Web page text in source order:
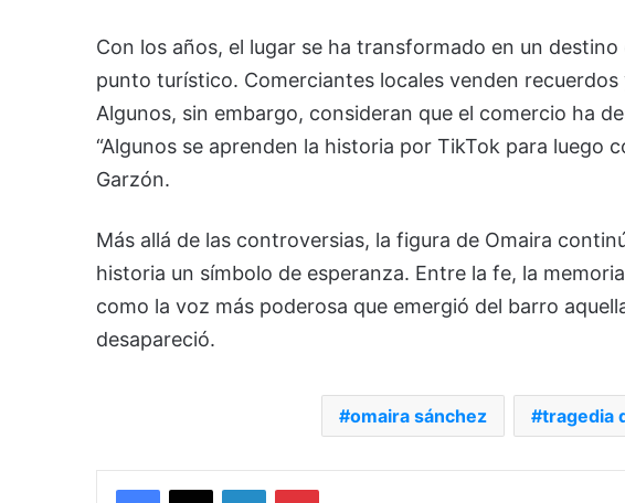
Con los años, el lugar se ha transformado en un
punto turístico. Comerciantes locales venden
Algunos, sin embargo, consideran que el comercio ha
“Algunos se aprenden la historia por TikTok para luego
Garzón.
Más allá de las controversias, la figura de Omaira
historia un símbolo de esperanza. Entre la fe, la
como la voz más poderosa que emergió del barro
desapareció.
omaira sánchez tragedia
Facebook
X LinkedInPinterest